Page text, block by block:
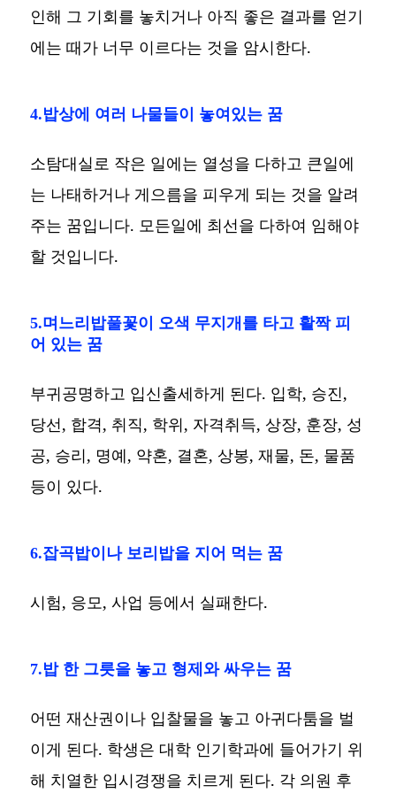
인해 그 기회를 놓치거나 아직 좋은 결과를 얻기
에는 때가 너무 이르다는 것을 암시한다.
4.밥상에 여러 나물들이 놓여있는 꿈
소탐대실로 작은 일에는 열성을 다하고 큰일에
는 나태하거나 게으름을 피우게 되는 것을 알려
주는 꿈입니다. 모든일에 최선을 다하여 임해야
할 것입니다.
5.며느리밥풀꽃이 오색 무지개를 타고 활짝 피
어 있는 꿈
부귀공명하고 입신출세하게 된다. 입학, 승진,
당선, 합격, 취직, 학위, 자격취득, 상장, 훈장, 성
공, 승리, 명예, 약혼, 결혼, 상봉, 재물, 돈, 물품
등이 있다.
6.잡곡밥이나 보리밥을 지어 먹는 꿈
시험, 응모, 사업 등에서 실패한다.
7.밥 한 그릇을 놓고 형제와 싸우는 꿈
어떤 재산권이나 입찰물을 놓고 아귀다툼을 벌
이게 된다. 학생은 대학 인기학과에 들어가기 위
해 치열한 입시경쟁을 치르게 된다. 각 의원 후